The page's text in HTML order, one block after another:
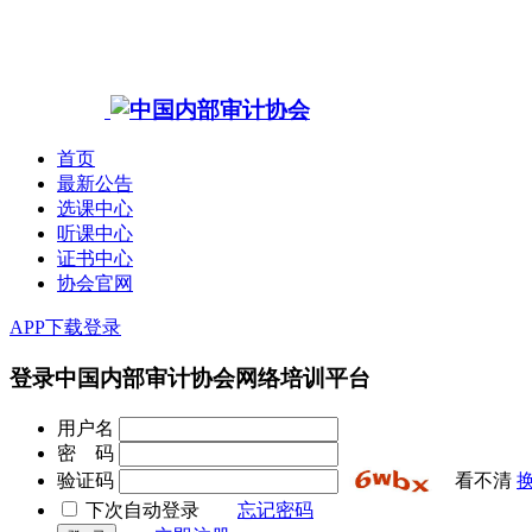
首页
最新公告
选课中心
听课中心
证书中心
协会官网
APP下载登录
登录中国内部审计协会网络培训平台
用户名
密 码
验证码
看不清
下次自动登录 忘记密码